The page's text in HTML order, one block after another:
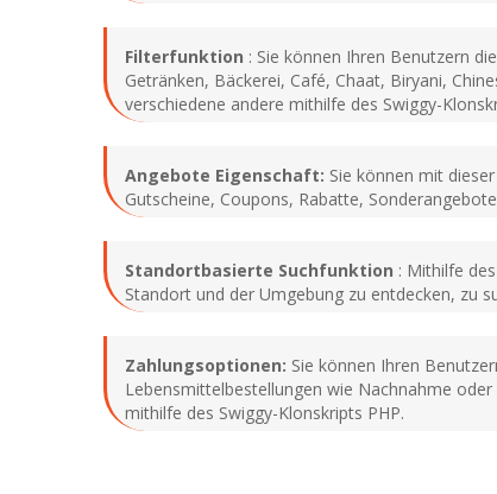
Filterfunktion : Sie können Ihren Benutzern
Getränken, Bäckerei, Café, Chaat, Biryani,
verschiedene andere mithilfe des Swiggy-
Angebote Eigenschaft: Sie können mit
Gutscheine, Coupons, Rabatte,
Standortbasierte Suchfunktion : Mithilfe
Standort und der Umgebung zu entdecken, zu
Zahlungsoptionen: Sie können Ihren
Lebensmittelbestellungen wie Nachnahme
mithilfe des Swiggy-Klonskripts PHP.